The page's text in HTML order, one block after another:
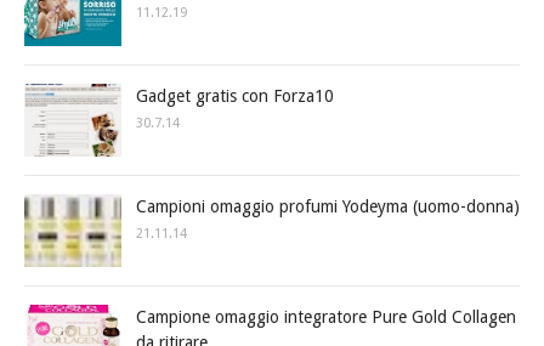
11.12.19
Gadget gratis con Forza10
30.7.14
Campioni omaggio profumi Yodeyma (uomo-donna)
21.11.14
Campione omaggio integratore Pure Gold Collagen